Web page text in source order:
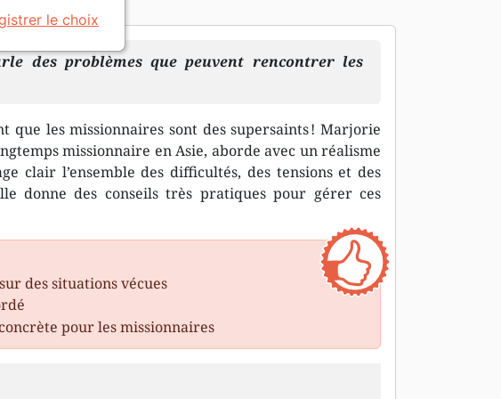
des problèmes que peuvent rencontrer les
que les missionnaires sont des supersaints ! Marjorie
missionnaire en Asie, aborde avec un réalisme
clair l’ensemble des difficultés, des tensions et des
donne des conseils très pratiques pour gérer ces
des situations vécues
pour les missionnaires
le choix